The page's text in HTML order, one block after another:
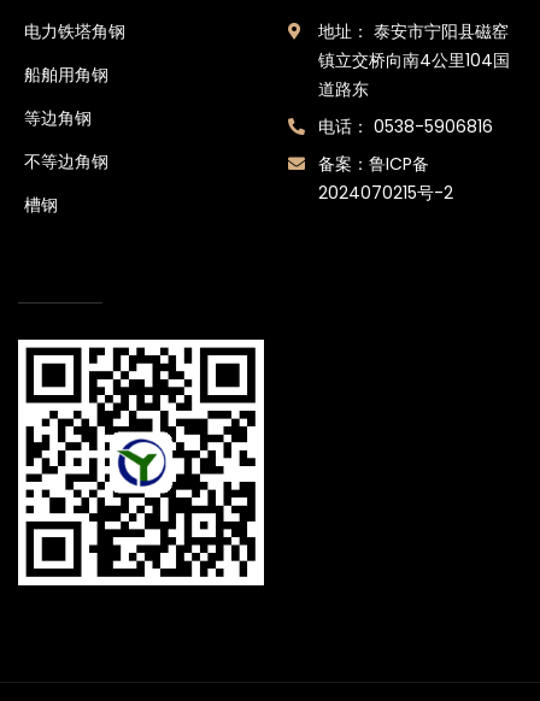
电力铁塔角钢
船舶用角钢
等边角钢
不等边角钢
槽钢
地址： 泰安市宁阳县磁窑
镇立交桥向南4公里104国
道路东
电话： 0538-5906816
备案： 鲁ICP备
2024070215号-2